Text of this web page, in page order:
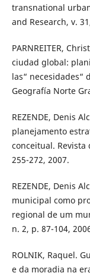
transnational
and Research, v.
PARNREITER,
ciudad global:
las“ necesidades“
Geografía Norte
REZENDE, Denis
planejamento
conceitual. Revista
255-272, 2007.
REZENDE, Denis
municipal como
regional de um
n. 2, p. 87-104,
ROLNIK, Raquel.
e da moradia na